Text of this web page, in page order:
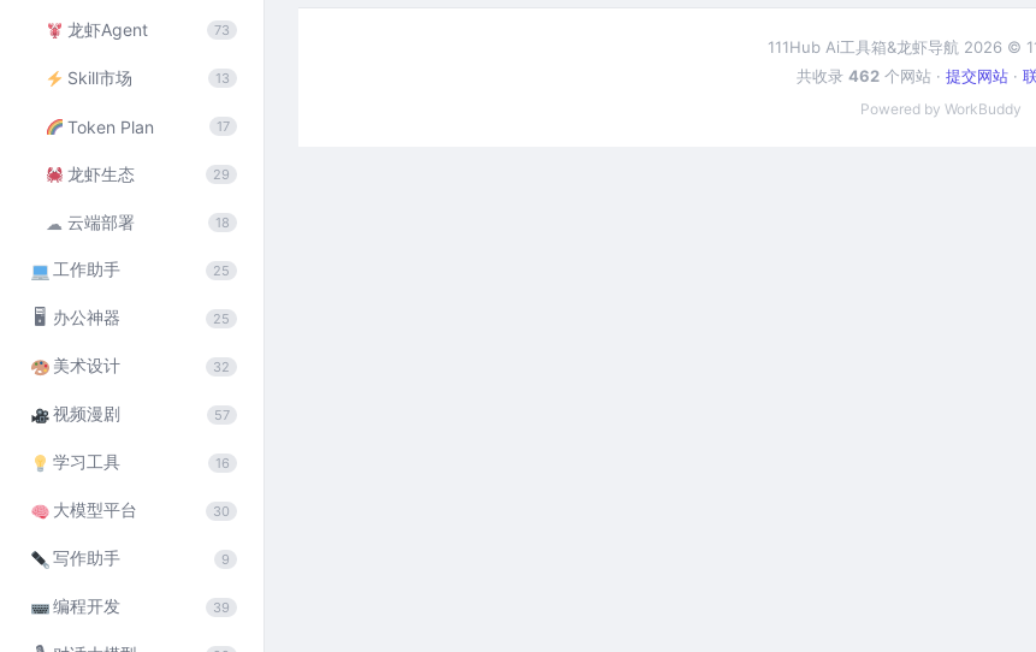
龙虾Agent 73
Skill市场 13
Token Plan 17
龙虾生态 29
☁ 云端部署 18
工作助手 25
🖥 办公神器 25
美术设计 32
视频漫剧 57
学习工具 16
大模型平台 30
写作助手 9
编程开发 39
111Hub Ai工具箱&龙虾导航 2026 ©
共收录 462 个网站 · 提交网站 ·
Powered by WorkBuddy